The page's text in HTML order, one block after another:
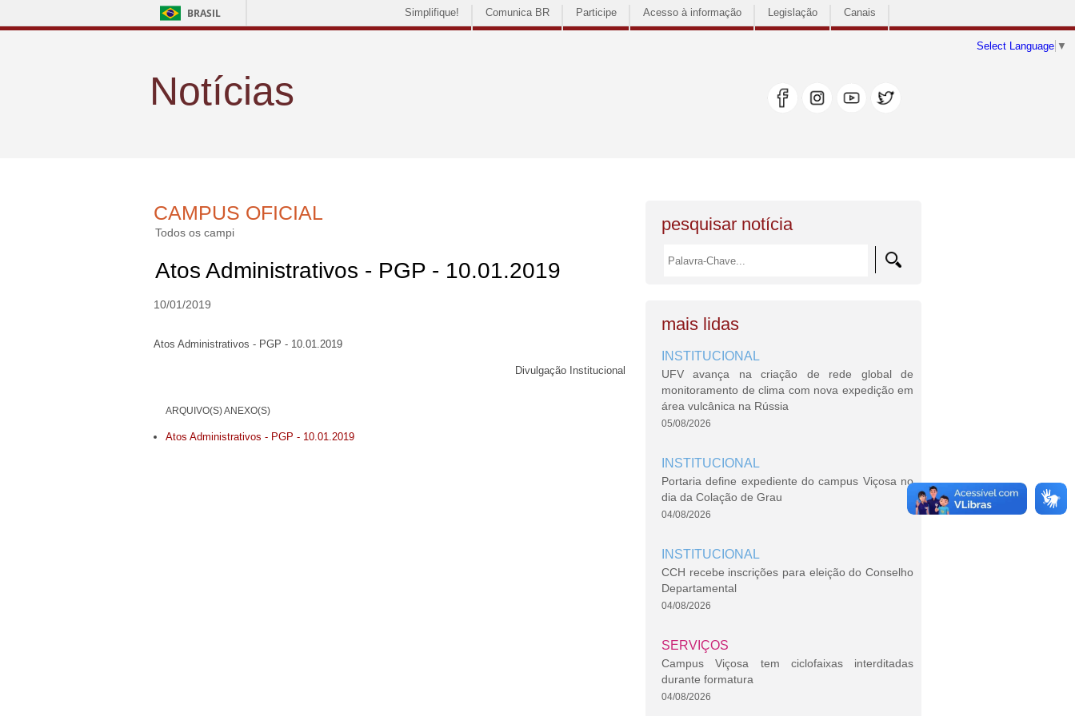
BRASIL Simplifique! Comunica BR Participe Acesso à informação Legislação Canais
Select Language ▼
Notícias
CAMPUS OFICIAL
Todos os campi
Atos Administrativos - PGP - 10.01.2019
10/01/2019
Atos Administrativos - PGP - 10.01.2019
Divulgação Institucional
ARQUIVO(S) ANEXO(S)
Atos Administrativos - PGP - 10.01.2019
pesquisar notícia
mais lidas
INSTITUCIONAL
UFV avança na criação de rede global de
monitoramento de clima com nova expedição em
área vulcânica na Rússia
05/08/2026
INSTITUCIONAL
Portaria define expediente do campus Viçosa no
dia da Colação de Grau
04/08/2026
INSTITUCIONAL
CCH recebe inscrições para eleição do Conselho
Departamental
04/08/2026
SERVIÇOS
Campus Viçosa tem ciclofaixas interditadas
durante formatura
04/08/2026